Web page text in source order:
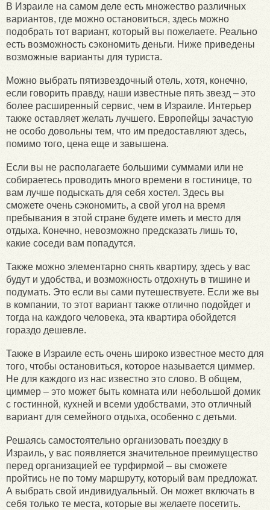
В Израиле на самом деле есть множество различных
вариантов, где можно остановиться, здесь можно
подобрать тот вариант, который вы пожелаете. Реально
есть возможность сэкономить деньги. Ниже приведены
возможные варианты для туриста.
Можно выбрать пятизвездочный отель, хотя, конечно,
если говорить правду, наши известные пять звезд – это
более расширенный сервис, чем в Израиле. Интерьер
также оставляет желать лучшего. Европейцы зачастую
не особо довольны тем, что им предоставляют здесь,
помимо того, цена еще и завышена.
Если вы не располагаете большими суммами или не
собираетесь проводить много времени в гостинице, то
вам лучше подыскать для себя хостел. Здесь вы
сможете очень сэкономить, а свой угол на время
пребывания в этой стране будете иметь и место для
отдыха. Конечно, невозможно предсказать лишь то,
какие соседи вам попадутся.
Также можно элементарно снять квартиру, здесь у вас
будут и удобства, и возможность отдохнуть в тишине и
подумать. Это если вы сами путешествуете. Если же вы
в компании, то этот вариант также отлично подойдет и
тогда на каждого человека, эта квартира обойдется
гораздо дешевле.
Также в Израиле есть очень широко известное место для
того, чтобы остановиться, которое называется циммер.
Не для каждого из нас известно это слово. В общем,
циммер – это может быть комната или небольшой домик
с гостинной, кухней и всеми удобствами, это отличный
вариант для семейного отдыха, особенно с детьми.
Решаясь самостоятельно организовать поездку в
Израиль, у вас появляется значительное преимущество
перед организацией ее турфирмой – вы сможете
пройтись не по тому маршруту, который вам предложат.
А выбрать свой индивидуальный. Он может включать в
себя только те места, которые вы желаете посетить.